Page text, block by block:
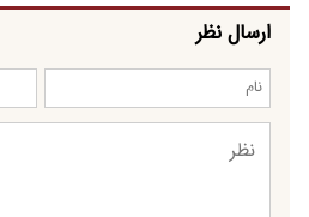
ارسال نظر